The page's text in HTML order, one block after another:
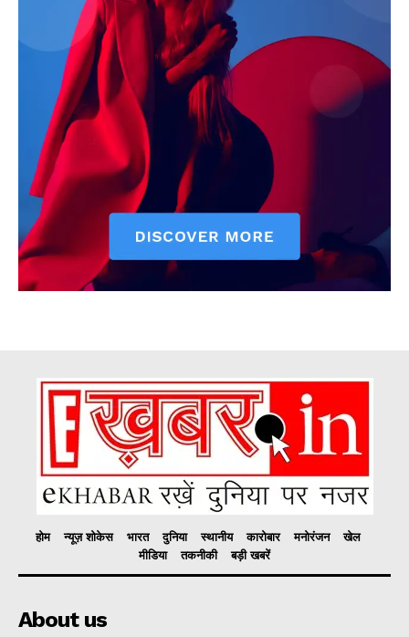
My account
होम न्यूज़ शोकेस भारत दुनिया स्थानीय कारोबार मनोरंजन
खेल
मीडिया
तकनीकी बड़ी खबरें
About us